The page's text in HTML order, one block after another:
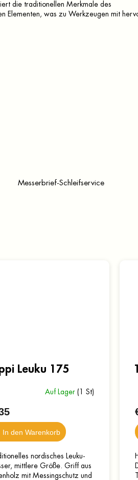
die traditionellen Merkmale des
Elementen, was zu Werkzeugen mit
Messerbrief-Schleifservice
Leuku 175
Auf Lager (1 St)
In den Warenkorb
nordisches Leuku-
mittlere Größe. Griff aus
mit Messingschutz und